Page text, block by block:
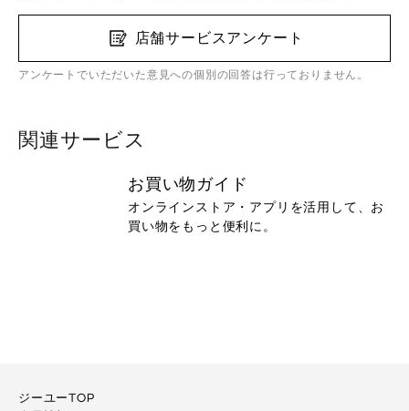
店舗サービスアンケート
アンケートでいただいた意見への個別の回答は行っておりません。
関連サービス
お買い物ガイド
オンラインストア・アプリを活用して、お
買い物をもっと便利に。
ジーユーTOP